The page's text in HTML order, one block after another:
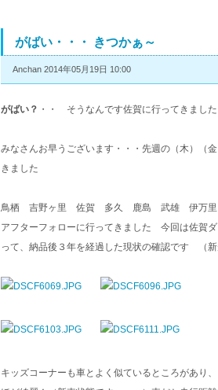
がばい・・・ きつかぁ～
Anchan 2014年05月19日 10:00
がばい？ ・・ そうなんです佐賀に行ってきました
みなさんお早うございます・・・先週の（木）（
きました
鳥栖 吉野ヶ里 佐賀 多久 鹿島 武雄 伊万里
アフターフォローに行ってきました 今回は佐賀
って、納品後３年を経過した現状の確認です （新
キッズコーナーも車とよく似ているところがあり